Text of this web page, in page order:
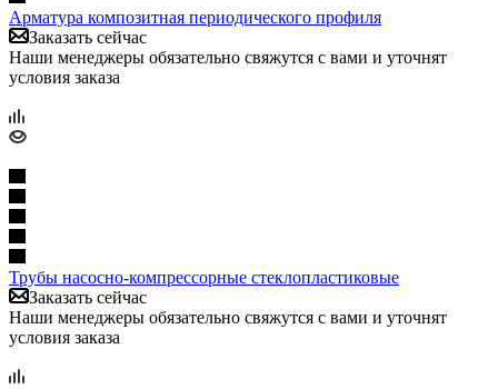
Арматура композитная периодического профиля
Заказать сейчас
Наши менеджеры обязательно свяжутся с вами и уточнят
условия заказа
Трубы насосно-компрессорные стеклопластиковые
Заказать сейчас
Наши менеджеры обязательно свяжутся с вами и уточнят
условия заказа